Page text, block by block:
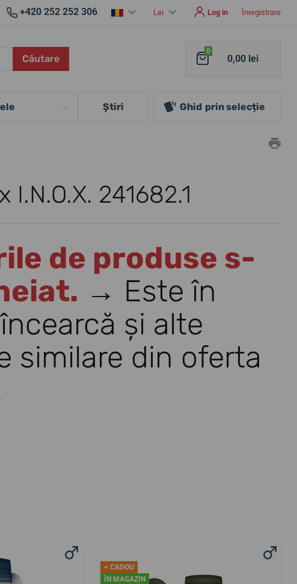
+420 252 252 306 Lei Log in Înregistrare
Căutare
0
0,00 lei
Ştiri Ghid prin selecție
I.N.O.X. 241682.1
de produse s-
→ Este în
și alte
similare din oferta
+ CADOU
ÎN MAGAZIN